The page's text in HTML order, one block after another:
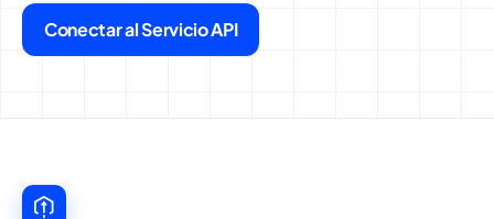
Conectar al Servicio API